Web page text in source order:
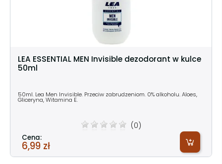
LEA ESSENTIAL MEN Invisible dezodorant w kulce
50ml
50ml. Lea Men Invisible. Przeciw zabrudzeniom. 0% alkoholu. Aloes,
Gliceryna, Witamina E.
(0)
Cena:
6,99 zł